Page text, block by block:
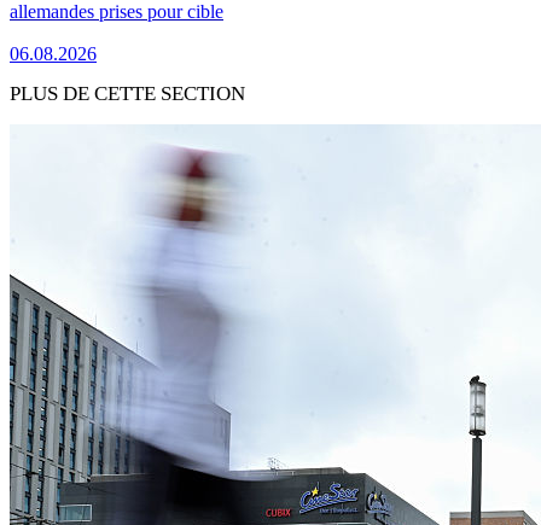
allemandes prises pour cible
06.08.2026
PLUS DE CETTE SECTION